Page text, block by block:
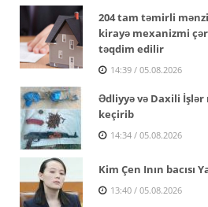
204 tam təmirli
kirayə mexanizmi
təqdim edilir
14:39 / 05.08.2026
Ədliyyə və Daxili
keçirib
14:34 / 05.08.2026
Kim Çen Inın bacısı
13:40 / 05.08.2026